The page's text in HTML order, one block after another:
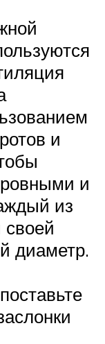
и
и
из
диаметр.